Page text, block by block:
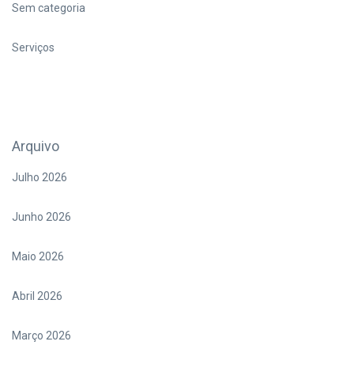
Sem categoria
Serviços
Arquivo
Julho 2026
Junho 2026
Maio 2026
Abril 2026
Março 2026